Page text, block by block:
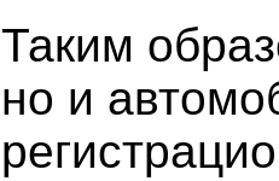
Таким
но и